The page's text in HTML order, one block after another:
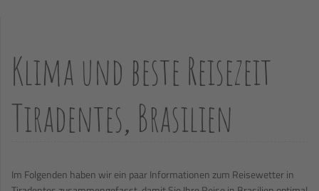
Klima und beste Reisezeit
Tiradentes, Brasilien
Im Folgenden haben wir ein paar Informationen zum Reisewetter in